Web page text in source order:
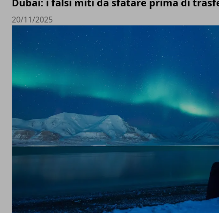
Dubai: i falsi miti da sfatare prima di
20/11/2025